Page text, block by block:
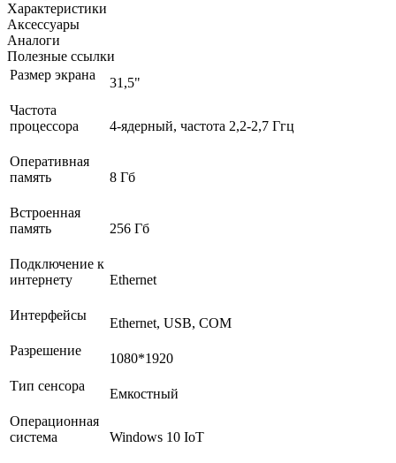
Характеристики
Аксессуары
Аналоги
Полезные ссылки
Размер экрана
31,5"
Частота
процессора
4-ядерный, частота 2,2-2,7 Ггц
Оперативная
память
8 Гб
Встроенная
память
256 Гб
Подключение к
интернету
Ethernet
Интерфейсы
Ethernet, USB, COM
Разрешение
1080*1920
Тип сенсора
Емкостный
Операционная
система
Windows 10 IoT